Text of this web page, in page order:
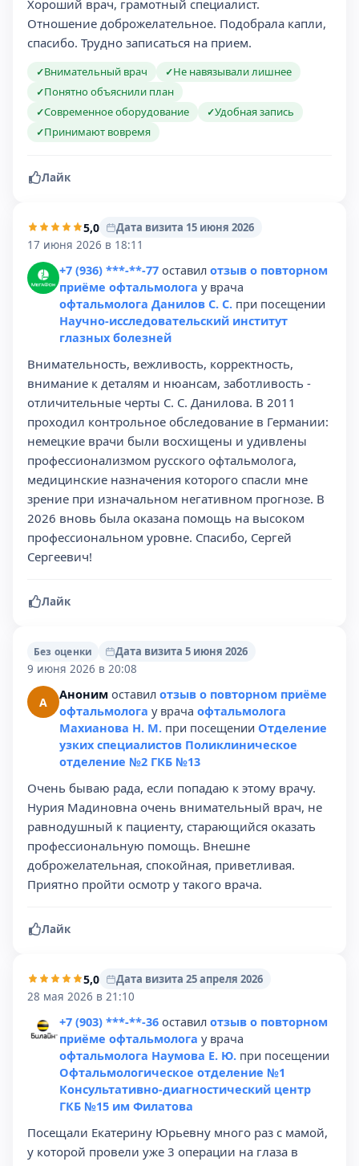
Хороший врач, грамотный специалист.
Отношение доброжелательное. Подобрала капли,
спасибо. Трудно записаться на прием.
✓Внимательный врач ✓Не навязывали лишнее
✓Понятно объяснили план
✓Современное оборудование ✓Удобная запись
✓Принимают вовремя
Лайк
5,0
Дата визита 15 июня 2026
17 июня 2026 в 18:11
+7 (936) ***-**-77 оставил отзыв о повторном
приёме офтальмолога у врача
офтальмолога Данилов С. С. при посещении
Научно-исследовательский институт
глазных болезней
Внимательность, вежливость, корректность,
внимание к деталям и нюансам, заботливость -
отличительные черты С. С. Данилова. В 2011
проходил контрольное обследование в Германии:
немецкие врачи были восхищены и удивлены
профессионализмом русского офтальмолога,
медицинские назначения которого спасли мне
зрение при изначальном негативном прогнозе. В
2026 вновь была оказана помощь на высоком
профессиональном уровне. Спасибо, Сергей
Сергеевич!
Лайк
Без оценки
Дата визита 5 июня 2026
9 июня 2026 в 20:08
А Аноним оставил отзыв о повторном приёме
офтальмолога у врача офтальмолога
Махианова Н. М. при посещении Отделение
узких специалистов Поликлиническое
отделение №2 ГКБ №13
Очень бываю рада, если попадаю к этому врачу.
Нурия Мадиновна очень внимательный врач, не
равнодушный к пациенту, старающийся оказать
профессиональную помощь. Внешне
доброжелательная, спокойная, приветливая.
Приятно пройти осмотр у такого врача.
Лайк
5,0
Дата визита 25 апреля 2026
28 мая 2026 в 21:10
+7 (903) ***-**-36 оставил отзыв о повторном
приёме офтальмолога у врача
офтальмолога Наумова Е. Ю. при посещении
Офтальмологическое отделение №1
Консультативно-диагностический центр
ГКБ №15 им Филатова
Посещали Екатерину Юрьевну много раз с мамой,
у которой провели уже 3 операции на глаза в